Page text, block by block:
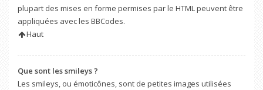
plupart des mises en forme permises par le HTML peuvent être
appliquées avec les BBCodes.
Haut
Que sont les smileys ?
Les smileys, ou émoticônes, sont de petites images utilisées